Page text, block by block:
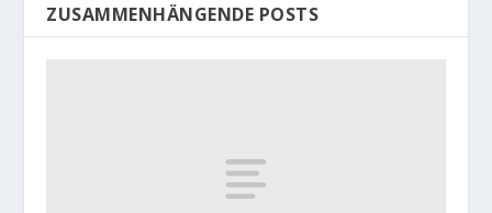
ZUSAMMENHÄNGENDE POSTS